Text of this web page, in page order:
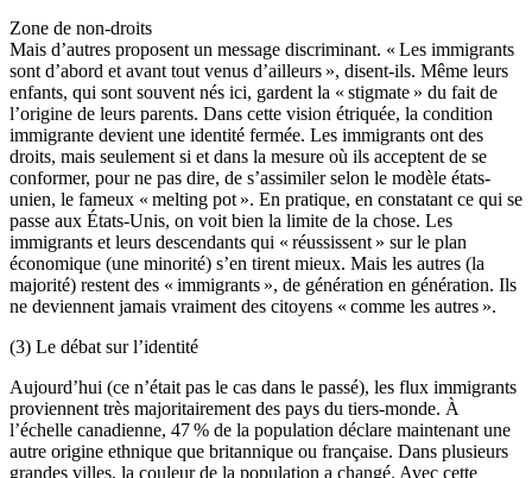
Zone de non-droits
Mais d’autres proposent un message discriminant. « Les immigrants
sont d’abord et avant tout venus d’ailleurs », disent-ils. Même leurs
enfants, qui sont souvent nés ici, gardent la « stigmate » du fait de
l’origine de leurs parents. Dans cette vision étriquée, la condition
immigrante devient une identité fermée. Les immigrants ont des
droits, mais seulement si et dans la mesure où ils acceptent de se
conformer, pour ne pas dire, de s’assimiler selon le modèle états-
unien, le fameux « melting pot ». En pratique, en constatant ce qui se
passe aux États-Unis, on voit bien la limite de la chose. Les
immigrants et leurs descendants qui « réussissent » sur le plan
économique (une minorité) s’en tirent mieux. Mais les autres (la
majorité) restent des « immigrants », de génération en génération. Ils
ne deviennent jamais vraiment des citoyens « comme les autres ».
(3) Le débat sur l’identité
Aujourd’hui (ce n’était pas le cas dans le passé), les flux immigrants
proviennent très majoritairement des pays du tiers-monde. À
l’échelle canadienne, 47 % de la population déclare maintenant une
autre origine ethnique que britannique ou française. Dans plusieurs
grandes villes, la couleur de la population a changé. Avec cette